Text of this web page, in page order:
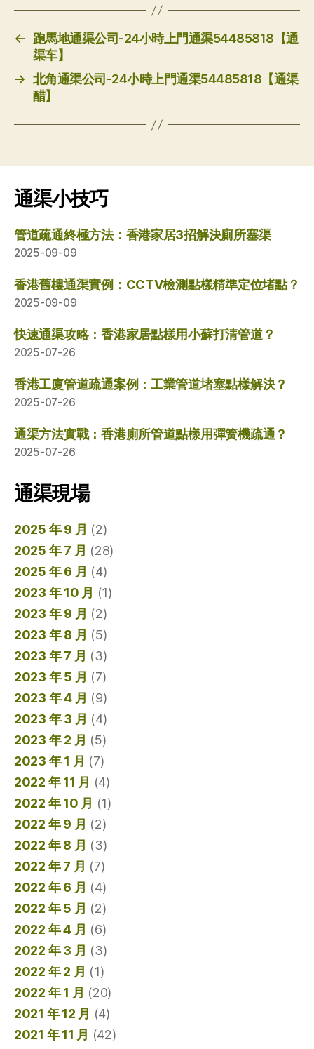
←
跑馬地通渠公司-24小時上門通渠54485818【通
渠车】
→ 北角通渠公司-24小時上門通渠54485818【通渠
醋】
通渠小技巧
管道疏通終極方法：香港家居3招解決廁所塞渠
2025-09-09
香港舊樓通渠實例：CCTV檢測點樣精準定位堵點？
2025-09-09
快速通渠攻略：香港家居點樣用小蘇打清管道？
2025-07-26
香港工廈管道疏通案例：工業管道堵塞點樣解決？
2025-07-26
通渠方法實戰：香港廁所管道點樣用彈簧機疏通？
2025-07-26
通渠現場
2025 年 9 月 (2)
2025 年 7 月 (28)
2025 年 6 月 (4)
2023 年 10 月 (1)
2023 年 9 月 (2)
2023 年 8 月 (5)
2023 年 7 月 (3)
2023 年 5 月 (7)
2023 年 4 月 (9)
2023 年 3 月 (4)
2023 年 2 月 (5)
2023 年 1 月 (7)
2022 年 11 月 (4)
2022 年 10 月 (1)
2022 年 9 月 (2)
2022 年 8 月 (3)
2022 年 7 月 (7)
2022 年 6 月 (4)
2022 年 5 月 (2)
2022 年 4 月 (6)
2022 年 3 月 (3)
2022 年 2 月 (1)
2022 年 1 月 (20)
2021 年 12 月 (4)
2021 年 11 月 (42)